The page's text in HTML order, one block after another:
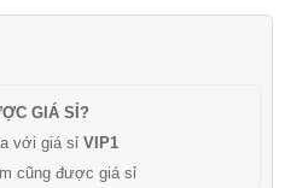
GIÁ SỈ?
với giá sỉ VIP1
cũng được giá sỉ